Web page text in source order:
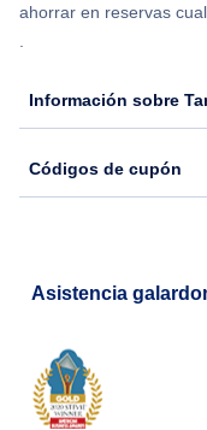
ahorrar en reservas
.
Información sobre
Códigos de cupón
Asistencia